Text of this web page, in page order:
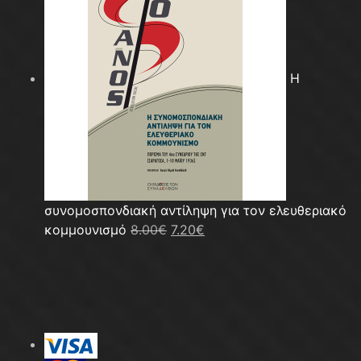
Η
συνομοσπονδιακή αντίληψη για τον ελευθεριακό
κομμουνισμό 8.00€ Original
7.20€